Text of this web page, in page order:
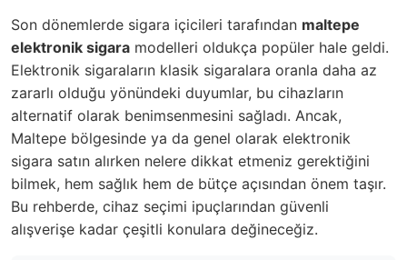
Son dönemlerde sigara içicileri tarafından maltepe
elektronik sigara modelleri oldukça popüler hale geldi.
Elektronik sigaraların klasik sigaralara oranla daha az
zararlı olduğu yönündeki duyumlar, bu cihazların
alternatif olarak benimsenmesini sağladı. Ancak,
Maltepe bölgesinde ya da genel olarak elektronik
sigara satın alırken nelere dikkat etmeniz gerektiğini
bilmek, hem sağlık hem de bütçe açısından önem taşır.
Bu rehberde, cihaz seçimi ipuçlarından güvenli
alışverişe kadar çeşitli konulara değineceğiz.